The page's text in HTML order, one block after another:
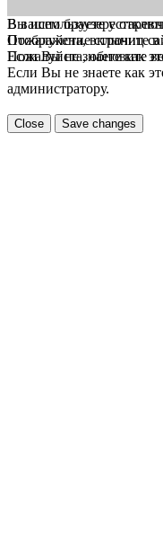
В вашем браузере
Пожалуйста, включите в
Если Вы не знаете как
Вы используете
Отображение страниц
Пожалуйста, обновите
Если Вы не знаете как
администратору.
Close Save changes